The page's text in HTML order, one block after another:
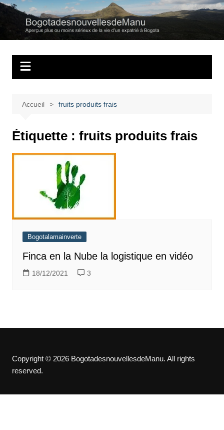
Aller
contenu
Regards personnels sur la vie d’expatrié à Bogota
Accueil fruits produits frais
Étiquette : fruits produits frais
Bogotalamainverte
Finca en la Nube la logistique en vidéo
18/12/2021 3
Copyright © 2026 BogotadesnouvellesdeManu. All rights
reserved.